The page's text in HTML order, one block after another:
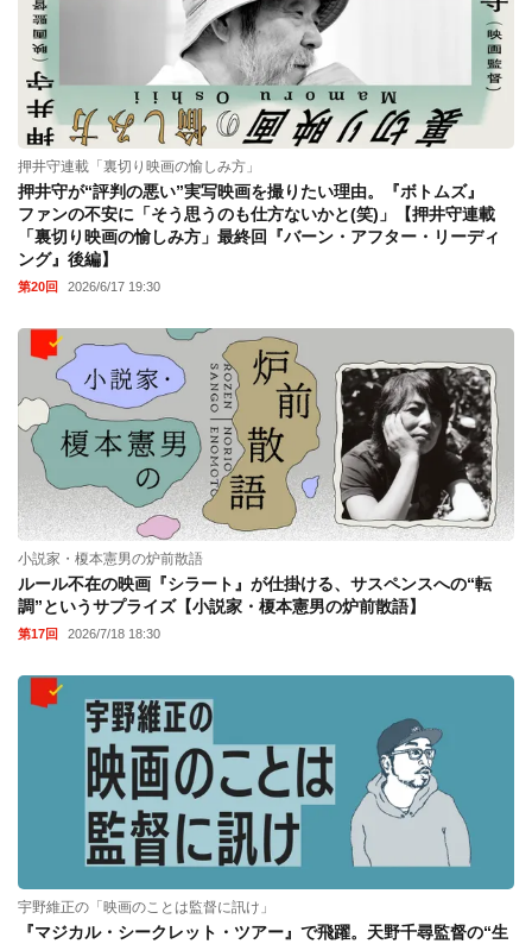
押井守連載「裏切り映画の愉しみ方」
押井守が“評判の悪い”実写映画を撮りたい理由。『ボトムズ』
ファンの不安に「そう思うのも仕方ないかと(笑)」【押井守連載
「裏切り映画の愉しみ方」最終回『バーン・アフター・リーディ
ング』後編】
第20回 2026/6/17 19:30
小説家・榎本憲男の炉前散語
ルール不在の映画『シラート』が仕掛ける、サスペンスへの“転
調”というサプライズ【小説家・榎本憲男の炉前散語】
第17回 2026/7/18 18:30
宇野維正の「映画のことは監督に訊け」
『マジカル・シークレット・ツアー』で飛躍。天野千尋監督の“生